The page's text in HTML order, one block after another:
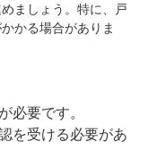
ましょう。特に、戸
かる場合がありま
必要です。
を受ける必要があ